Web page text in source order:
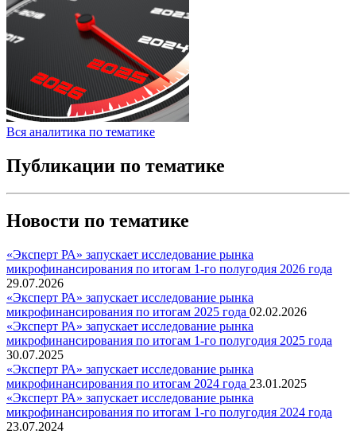
Вся аналитика по тематике
Публикации по тематике
Новости по тематике
«Эксперт РА» запускает исследование рынка
микрофинансирования по итогам 1-го полугодия 2026 года
29.07.2026
«Эксперт РА» запускает исследование рынка
микрофинансирования по итогам 2025 года 02.02.2026
«Эксперт РА» запускает исследование рынка
микрофинансирования по итогам 1-го полугодия 2025 года
30.07.2025
«Эксперт РА» запускает исследование рынка
микрофинансирования по итогам 2024 года 23.01.2025
«Эксперт РА» запускает исследование рынка
микрофинансирования по итогам 1-го полугодия 2024 года
23.07.2024